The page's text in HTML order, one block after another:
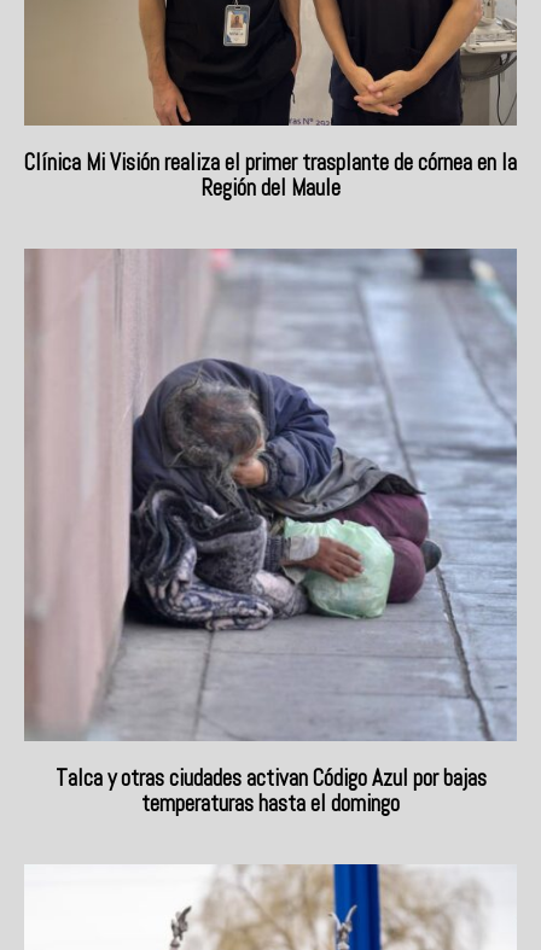
Clínica Mi Visión realiza el primer trasplante de córnea en la
Región del Maule
Talca y otras ciudades activan Código Azul por bajas
temperaturas hasta el domingo